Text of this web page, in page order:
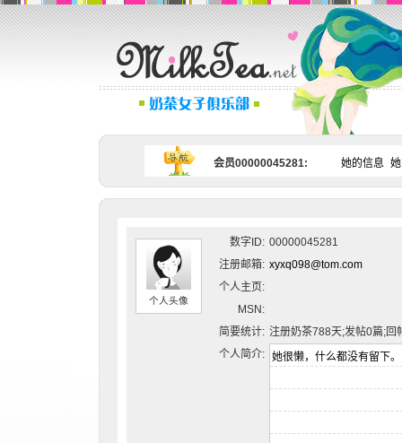
会员00000045281: 她的信息
个人头像
数字ID: 00000045281
注册邮箱: xyxq098@tom.com
个人主页:
MSN:
简要统计: 注册奶茶788天;发帖0篇;回
个人简介: